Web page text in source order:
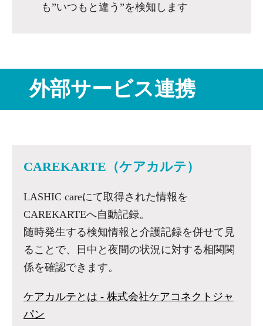
も”いつもと違う”を検知します
外部サービス連携
CAREKARTE（ケアカルテ）
LASHIC careにて取得された情報を
CAREKARTEへ自動記録。
随時発生する検知情報と介護記録を併せて見
ることで、日中と夜間の状況に対する相関関
係を確認できます。
ケアカルテとは - 株式会社ケアコネクトジャ
パン